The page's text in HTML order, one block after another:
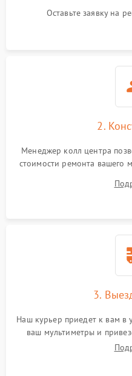
Оставьте заявку на
2.
Менеджер колл центра
стоимости ремонта вашего
3.
Наш курьер приедет к вам в
ваш мультиметры и